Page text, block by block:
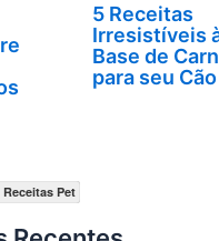
5 Receitas
Irresistíveis
Base de
para seu Cão
Receitas Pet